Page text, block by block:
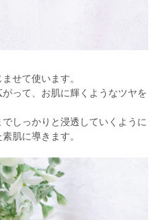
せて使います。
って、お肌に輝くようなツヤを
しっかりと浸透していくように
肌に導きます。